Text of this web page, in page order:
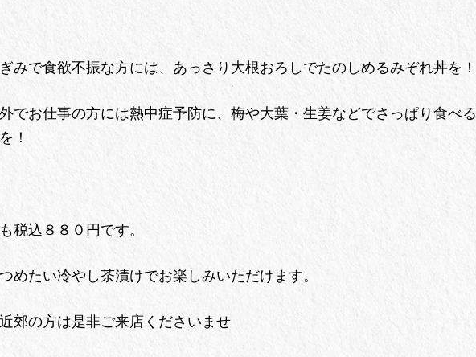
みで食欲不振な方には、あっさり大根おろしでたのしめるみぞれ丼を！
でお仕事の方には熱中症予防に、梅や大葉・生姜などでさっぱり食べ
！
税込８８０円です。
めたい冷やし茶漬けでお楽しみいただけます。
郊の方は是非ご来店くださいませ